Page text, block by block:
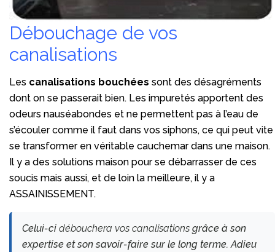
Débouchage de vos
canalisations
Les canalisations bouchées sont des désagréments
dont on se passerait bien. Les impuretés apportent des
odeurs nauséabondes et ne permettent pas à l’eau de
s’écouler comme il faut dans vos siphons, ce qui peut vite
se transformer en véritable cauchemar dans une maison.
Il y a des solutions maison pour se débarrasser de ces
soucis mais aussi, et de loin la meilleure, il y a
ASSAINISSEMENT.
Celui-ci débouchera vos canalisations grâce à son
expertise et son savoir-faire sur le long terme. Adieu